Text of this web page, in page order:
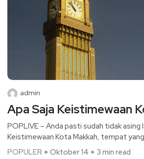
admin
Apa Saja Keistimewaan
POPLIVE – Anda pasti sudah tidak asing
Keistimewaan Kota Makkah, tempat
POPULER
Oktober 14 3 min read